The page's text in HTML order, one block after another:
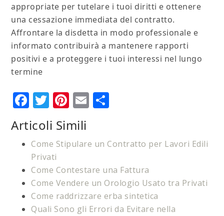
appropriate per tutelare i tuoi diritti e ottenere
una cessazione immediata del contratto.
Affrontare la disdetta in modo professionale e
informato contribuirà a mantenere rapporti
positivi e a proteggere i tuoi interessi nel lungo
termine
Facebook
Twitter
Pinterest
Email
Articoli Simili
Come Stipulare un Contratto per Lavori Edili
Privati
Come Contestare una Fattura
Come Vendere un Orologio Usato tra Privati
Come raddrizzare erba sintetica
Quali Sono gli Errori da Evitare nella